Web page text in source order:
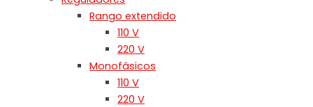
Rango extendido
110 V
220 V
Monofásicos
110 V
220 V